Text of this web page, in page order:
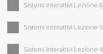
Sistemi interattivi Lezione 6
Sistemi interattivi Lezione 5
Sistemi interattivi Lezione 4